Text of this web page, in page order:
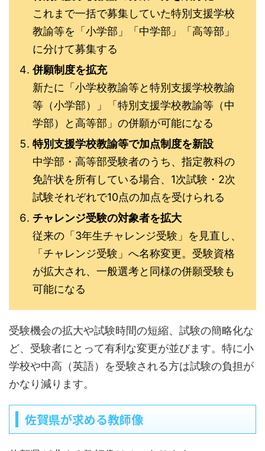
これまで一括で募集していた特別支援学校
教諭等を「小学部」「中学部」「高等部」
に分けて募集する
併願制度を拡充
新たに「小学校教諭等と特別支援学校教諭
等（小学部）」「特別支援学校教諭等（中
学部）と高等部」の併願が可能になる
特別支援学校教諭等で加点制度を新設
中学部・高等部受験者のうち、指定教科の
免許状を所有している場合、1次試験・2次
試験それぞれで10点の加点を受けられる
チャレンジ受験の対象者を拡大
従来の「3年生チャレンジ受験」を見直し、
「チャレンジ受験」へ名称変更。受験資格
が拡大され、一般選考と同様の併願受験も
可能になる
受験機会の拡大や試験時間の短縮、試験の簡略化な
ど、受験者にとって有利な変更が並びます。特に小
学校や中高（英語）を受験される方は試験の負担が
かなり減ります。
佐賀県が求める教師像